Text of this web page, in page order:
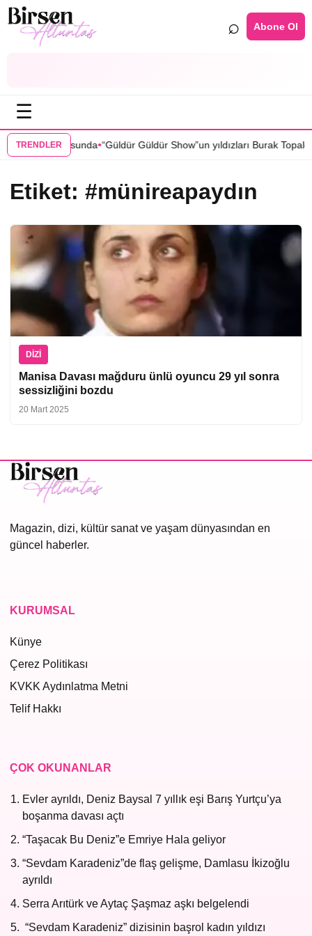
⌕ Abone Ol
☰
TRENDLER
dizisi kadrosunda•“Güldür Güldür Show”un yıldızları Burak
Etiket: #münireapaydın
DIZI
Manisa Davası mağduru ünlü oyuncu 29 yıl sonra
sessizliğini bozdu
20 Mart 2025
Magazin, dizi, kültür sanat ve yaşam dünyasından en
güncel haberler.
KURUMSAL
Künye
Çerez Politikası
KVKK Aydınlatma Metni
Telif Hakkı
ÇOK OKUNANLAR
Evler ayrıldı, Deniz Baysal 7 yıllık eşi Barış Yurtçu’ya
boşanma davası açtı
“Taşacak Bu Deniz”e Emriye Hala geliyor
“Sevdam Karadeniz”de flaş gelişme, Damlasu İkizoğlu
ayrıldı
Serra Arıtürk ve Aytaç Şaşmaz aşkı belgelendi
“Sevdam Karadeniz” dizisinin başrol kadın yıldızı